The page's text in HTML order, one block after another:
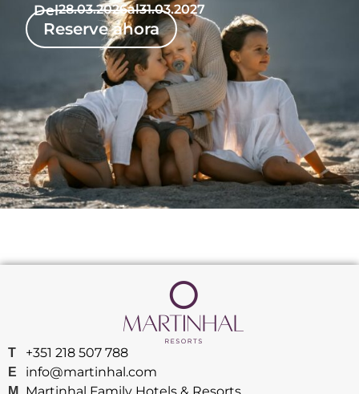
Reserve ahora
Del28.03.2026al31.03.2027
T
E
+351 218 507 788
info@martinhal.com